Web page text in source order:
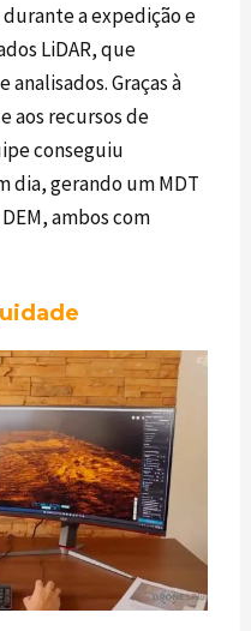
a expedição e
LiDAR, que
analisados. Graças à
aos recursos de
conseguiu
dia, gerando um MDT
ambos com